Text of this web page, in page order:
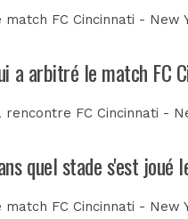
match FC Cincinnati -
a arbitré le match FC
rencontre FC Cincinnati -
quel stade s'est joué
match FC Cincinnati - New